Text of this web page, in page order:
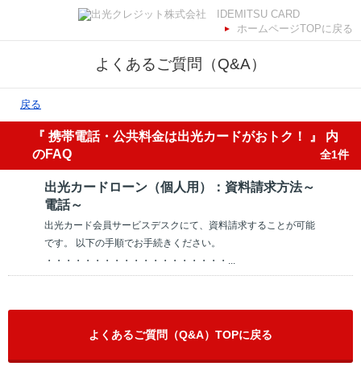
ホームページTOPに戻る
よくあるご質問（Q&A）
戻る
『 携帯電話・公共料金は出光カードがおトク！ 』 内
のFAQ
全1件
出光カードローン（個人用）：資料請求方法～
電話～
出光カード会員サービスデスクにて、資料請求することが可能
です。 以下の手順でお手続きください。
・・・・・・・・・・・・・・・・・・・...
よくあるご質問（Q&A）TOPに戻る